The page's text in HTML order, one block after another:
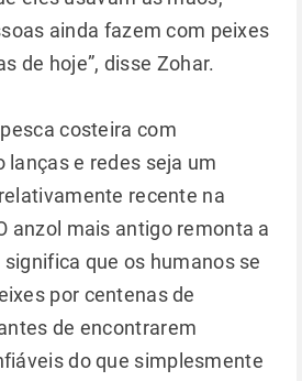
ainda fazem com peixes
de hoje”, disse Zohar.
costeira com
e redes seja um
recente na
anzol mais antigo remonta a
que os humanos se
por centenas de
de encontrarem
​​do que simplesmente